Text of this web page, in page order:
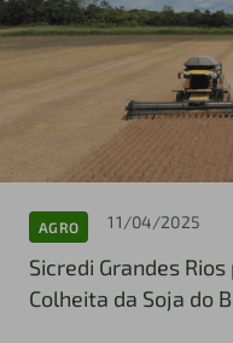
AGRO 11/04/2025
Sicredi Grandes
Colheita da Soja do